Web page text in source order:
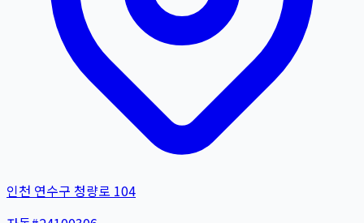
인천 연수구 청량로 104